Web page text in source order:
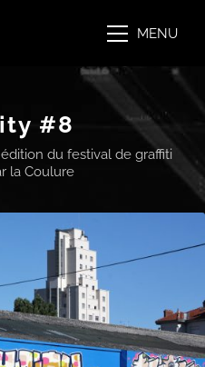
MENU
#8
du festival de graffiti
la Coulure